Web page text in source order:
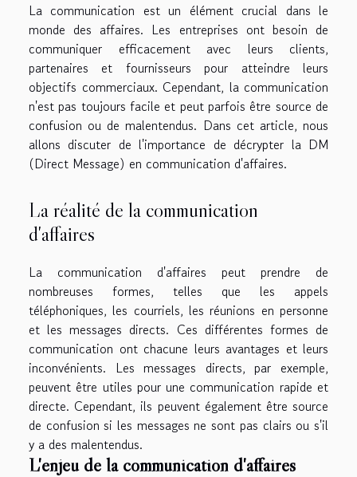
La communication est un élément crucial dans le
monde des affaires. Les entreprises ont besoin de
communiquer efficacement avec leurs clients,
partenaires et fournisseurs pour atteindre leurs
objectifs commerciaux. Cependant, la communication
n'est pas toujours facile et peut parfois être source de
confusion ou de malentendus. Dans cet article, nous
allons discuter de l'importance de décrypter la DM
(Direct Message) en communication d'affaires.
La réalité de la communication
d'affaires
La communication d'affaires peut prendre de
nombreuses formes, telles que les appels
téléphoniques, les courriels, les réunions en personne
et les messages directs. Ces différentes formes de
communication ont chacune leurs avantages et leurs
inconvénients. Les messages directs, par exemple,
peuvent être utiles pour une communication rapide et
directe. Cependant, ils peuvent également être source
de confusion si les messages ne sont pas clairs ou s'il
y a des malentendus.
L'enjeu de la communication d'affaires